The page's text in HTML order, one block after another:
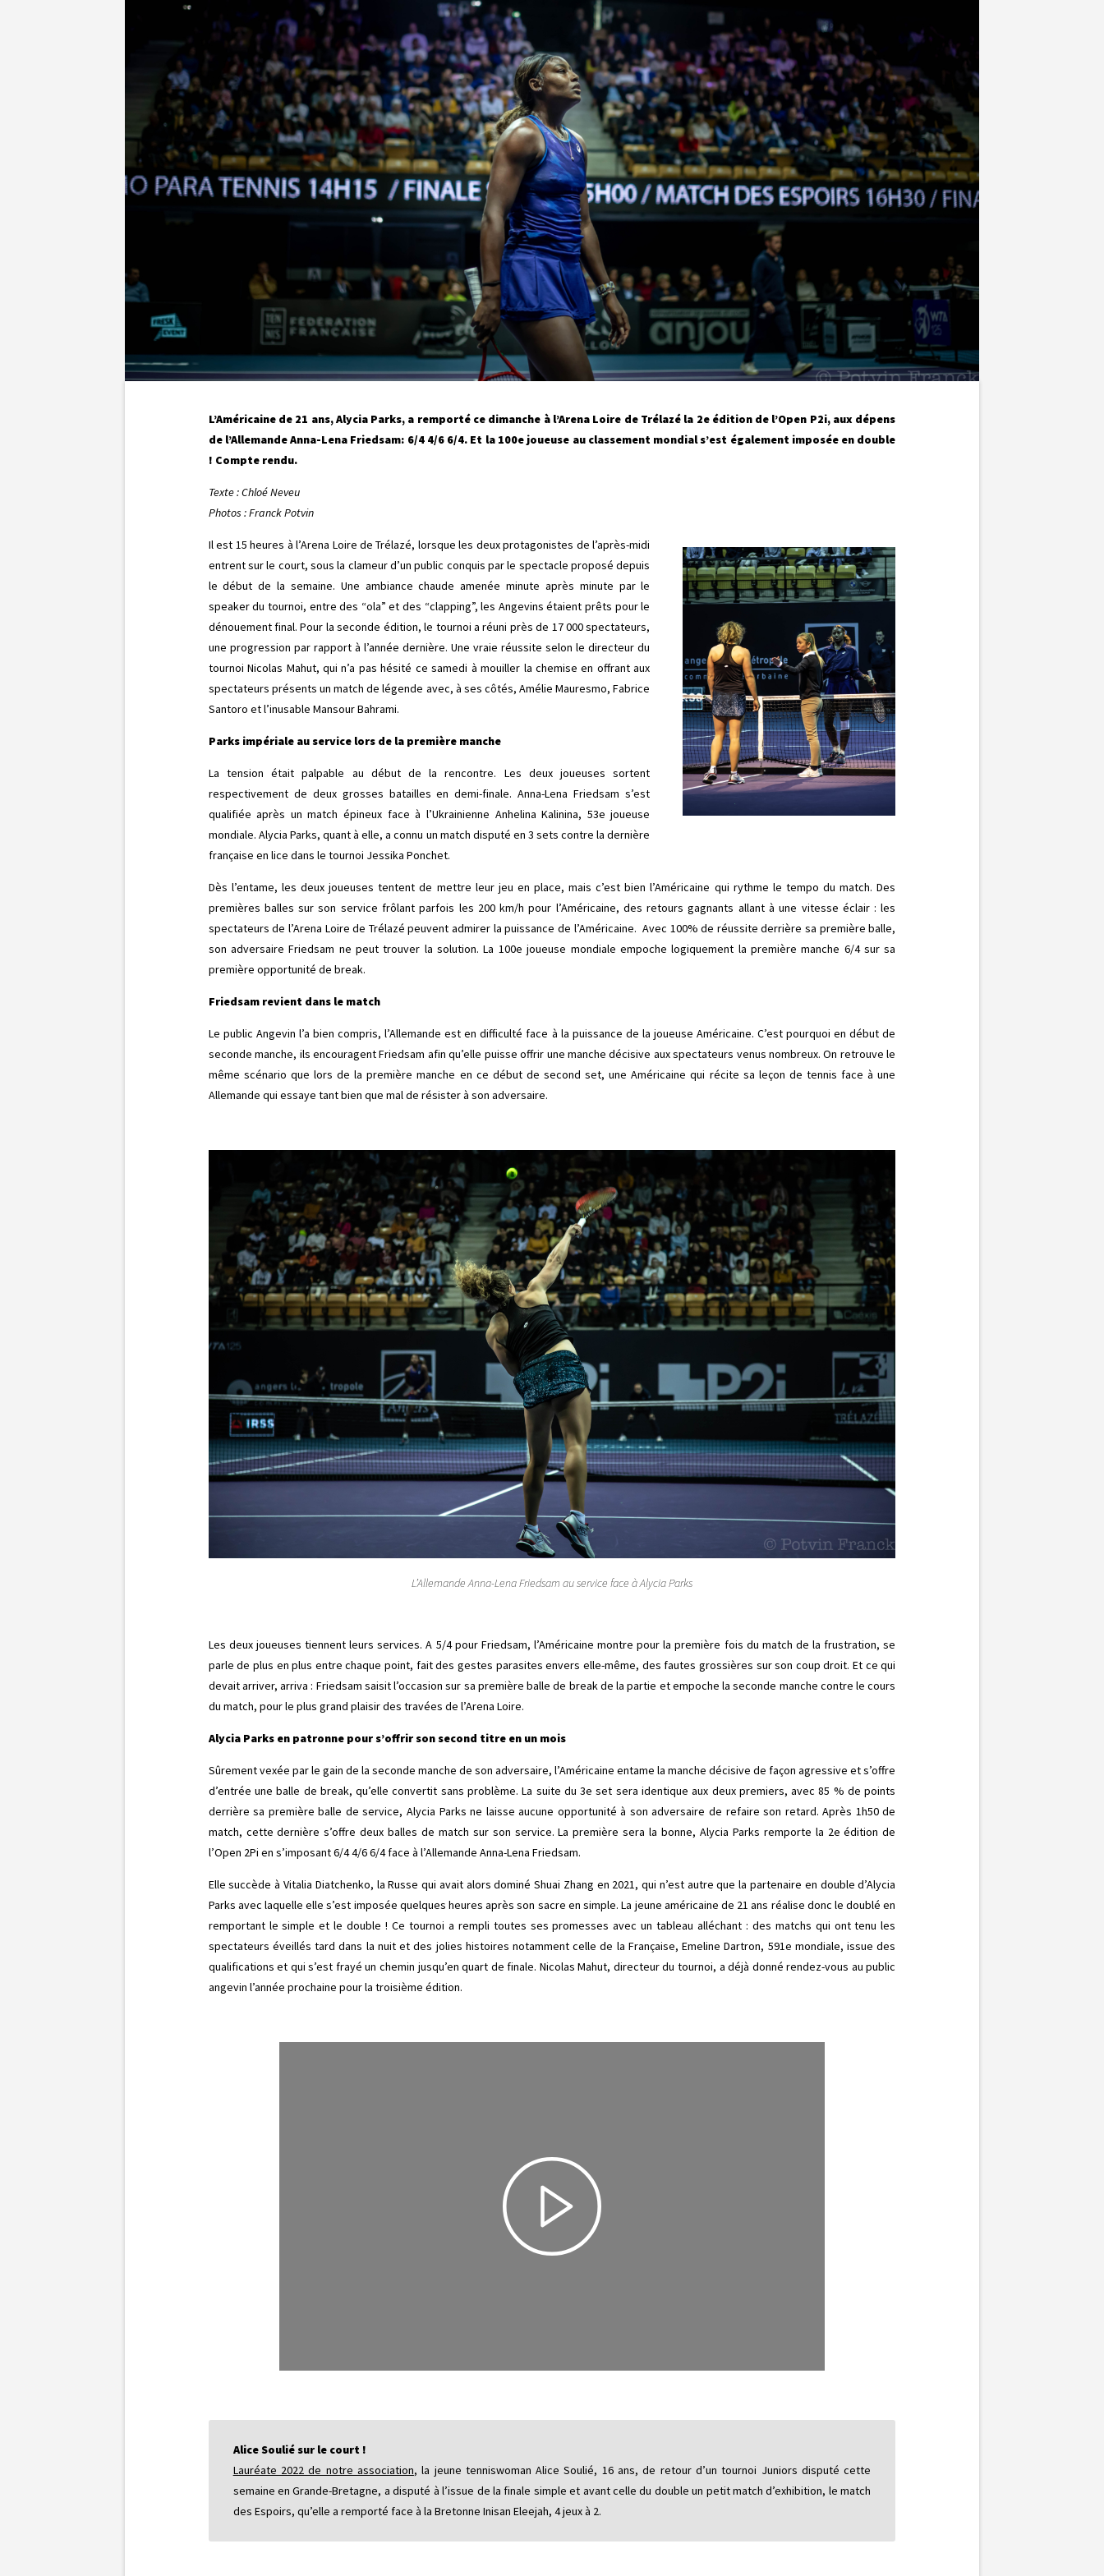
L’Américaine de 21 ans, Alycia Parks, a remporté ce dimanche à l’Arena Loire de Trélazé la 2e édition de l’Open P2i, aux dépens
de l’Allemande Anna-Lena Friedsam: 6/4 4/6 6/4. Et la 100e joueuse au classement mondial s’est également imposée en double
! Compte rendu.
Texte : Chloé Neveu
Photos : Franck Potvin
Il est 15 heures à l’Arena Loire de Trélazé, lorsque les deux protagonistes de l’après-midi
entrent sur le court, sous la clameur d’un public conquis par le spectacle proposé depuis
le début de la semaine. Une ambiance chaude amenée minute après minute par le
speaker du tournoi, entre des “ola” et des “clapping”, les Angevins étaient prêts pour le
dénouement final. Pour la seconde édition, le tournoi a réuni près de 17 000 spectateurs,
une progression par rapport à l’année dernière. Une vraie réussite selon le directeur du
tournoi Nicolas Mahut, qui n’a pas hésité ce samedi à mouiller la chemise en offrant aux
spectateurs présents un match de légende avec, à ses côtés, Amélie Mauresmo, Fabrice
Santoro et l’inusable Mansour Bahrami.
Parks impériale au service lors de la première manche
La tension était palpable au début de la rencontre. Les deux joueuses sortent
respectivement de deux grosses batailles en demi-finale. Anna-Lena Friedsam s’est
qualifiée après un match épineux face à l’Ukrainienne Anhelina Kalinina, 53e joueuse
mondiale. Alycia Parks, quant à elle, a connu un match disputé en 3 sets contre la dernière
française en lice dans le tournoi Jessika Ponchet.
Dès l’entame, les deux joueuses tentent de mettre leur jeu en place, mais c’est bien l’Américaine qui rythme le tempo du match. Des
premières balles sur son service frôlant parfois les 200 km/h pour l’Américaine, des retours gagnants allant à une vitesse éclair : les
spectateurs de l’Arena Loire de Trélazé peuvent admirer la puissance de l’Américaine. Avec 100% de réussite derrière sa première balle,
son adversaire Friedsam ne peut trouver la solution. La 100e joueuse mondiale empoche logiquement la première manche 6/4 sur sa
première opportunité de break.
Friedsam revient dans le match
Le public Angevin l’a bien compris, l’Allemande est en difficulté face à la puissance de la joueuse Américaine. C’est pourquoi en début de
seconde manche, ils encouragent Friedsam afin qu’elle puisse offrir une manche décisive aux spectateurs venus nombreux. On retrouve le
même scénario que lors de la première manche en ce début de second set, une Américaine qui récite sa leçon de tennis face à une
Allemande qui essaye tant bien que mal de résister à son adversaire.
L’Allemande Anna-Lena Friedsam au service face à Alycia Parks
Les deux joueuses tiennent leurs services. A 5/4 pour Friedsam, l’Américaine montre pour la première fois du match de la frustration, se
parle de plus en plus entre chaque point, fait des gestes parasites envers elle-même, des fautes grossières sur son coup droit. Et ce qui
devait arriver, arriva : Friedsam saisit l’occasion sur sa première balle de break de la partie et empoche la seconde manche contre le cours
du match, pour le plus grand plaisir des travées de l’Arena Loire.
Alycia Parks en patronne pour s’offrir son second titre en un mois
Sûrement vexée par le gain de la seconde manche de son adversaire, l’Américaine entame la manche décisive de façon agressive et s’offre
d’entrée une balle de break, qu’elle convertit sans problème. La suite du 3e set sera identique aux deux premiers, avec 85 % de points
derrière sa première balle de service, Alycia Parks ne laisse aucune opportunité à son adversaire de refaire son retard. Après 1h50 de
match, cette dernière s’offre deux balles de match sur son service. La première sera la bonne, Alycia Parks remporte la 2e édition de
l’Open 2Pi en s’imposant 6/4 4/6 6/4 face à l’Allemande Anna-Lena Friedsam.
Elle succède à Vitalia Diatchenko, la Russe qui avait alors dominé Shuai Zhang en 2021, qui n’est autre que la partenaire en double d’Alycia
Parks avec laquelle elle s’est imposée quelques heures après son sacre en simple. La jeune américaine de 21 ans réalise donc le doublé en
remportant le simple et le double ! Ce tournoi a rempli toutes ses promesses avec un tableau alléchant : des matchs qui ont tenu les
spectateurs éveillés tard dans la nuit et des jolies histoires notamment celle de la Française, Emeline Dartron, 591e mondiale, issue des
qualifications et qui s’est frayé un chemin jusqu’en quart de finale. Nicolas Mahut, directeur du tournoi, a déjà donné rendez-vous au public
angevin l’année prochaine pour la troisième édition.
Alice Soulié sur le court !
Lauréate 2022 de notre association, la jeune tenniswoman Alice Soulié, 16 ans, de retour d’un tournoi Juniors disputé cette
semaine en Grande-Bretagne, a disputé à l’issue de la finale simple et avant celle du double un petit match d’exhibition, le match
des Espoirs, qu’elle a remporté face à la Bretonne Inisan Eleejah, 4 jeux à 2.